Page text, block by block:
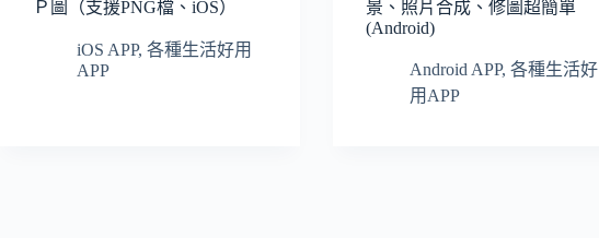
Ｐ圖（支援PNG檔、iOS）
iOS APP, 各種生活好用
APP
景、照片合成、修圖超簡單
(Android)
Android APP,各種生活好
用APP